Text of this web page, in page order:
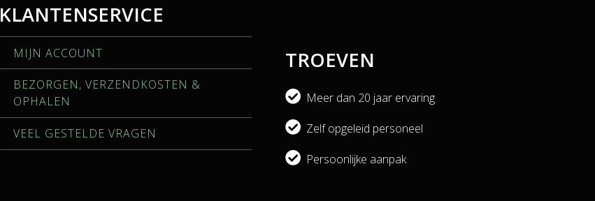
KLANTENSERVICE
MIJN ACCOUNT
BEZORGEN, VERZENDKOSTEN &
OPHALEN
VEEL GESTELDE VRAGEN
TROEVEN
Meer dan 20 jaar ervaring
Zelf opgeleid personeel
Persoonlijke aanpak